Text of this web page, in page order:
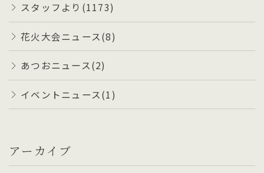
スタッフより(1173)
花火大会ニュース(8)
あつおニュース(2)
イベントニュース(1)
アーカイブ